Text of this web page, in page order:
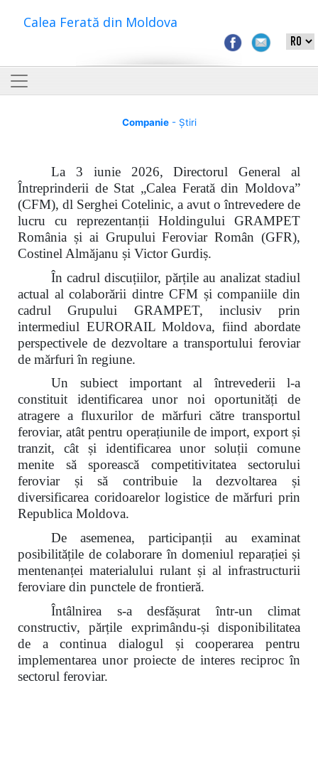
Calea Ferată din Moldova
Companie- Știri
La 3 iunie 2026, Directorul General al
Întreprinderii de Stat „Calea Ferată din Moldova”
(CFM), dl Serghei Cotelinic, a avut o întrevedere de
lucru cu reprezentanții Holdingului GRAMPET
România și ai Grupului Feroviar Român (GFR),
Costinel Almăjanu și Victor Gurdiș.
În cadrul discuțiilor, părțile au analizat stadiul
actual al colaborării dintre CFM și companiile din
cadrul Grupului GRAMPET, inclusiv prin
intermediul EURORAIL Moldova, fiind abordate
perspectivele de dezvoltare a transportului feroviar
de mărfuri în regiune.
Un subiect important al întrevederii l-a
constituit identificarea unor noi oportunități de
atragere a fluxurilor de mărfuri către transportul
feroviar, atât pentru operațiunile de import, export și
tranzit, cât și identificarea unor soluții comune
menite să sporească competitivitatea sectorului
feroviar și să contribuie la dezvoltarea și
diversificarea coridoarelor logistice de mărfuri prin
Republica Moldova.
De asemenea, participanții au examinat
posibilitățile de colaborare în domeniul reparației și
mentenanței materialului rulant și al infrastructurii
feroviare din punctele de frontieră.
Întâlnirea s-a desfășurat într-un climat
constructiv, părțile exprimându-și disponibilitatea
de a continua dialogul și cooperarea pentru
implementarea unor proiecte de interes reciproc în
sectorul feroviar.